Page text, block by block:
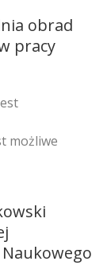
obrad
pracy
możliwe